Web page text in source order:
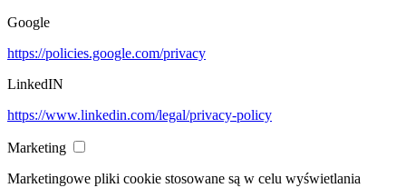
Google
https://policies.google.com/privacy
LinkedIN
https://www.linkedin.com/legal/privacy-policy
Marketing
Marketingowe pliki cookie stosowane są w celu wyświetlania